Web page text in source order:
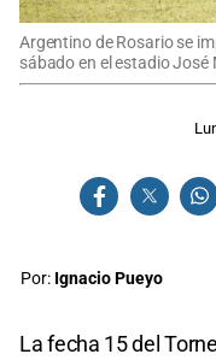
Argentino de Rosario se
sábado en el estadio José
Por: Ignacio Pueyo
La fecha 15 del